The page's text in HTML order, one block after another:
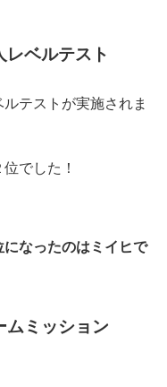
レベルテスト
テストが実施されま
でした！
なったのはミイヒで
ムミッション